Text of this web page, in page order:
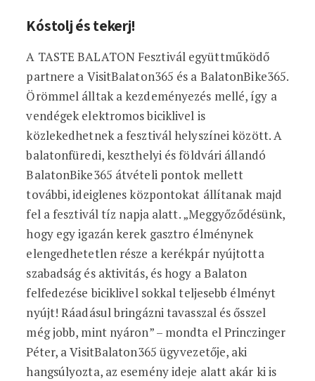
Kóstolj és tekerj!
A TASTE BALATON Fesztivál együttműködő
partnere a VisitBalaton365 és a BalatonBike365.
Örömmel álltak a kezdeményezés mellé, így a
vendégek elektromos biciklivel is
közlekedhetnek a fesztivál helyszínei között. A
balatonfüredi, keszthelyi és földvári állandó
BalatonBike365 átvételi pontok mellett
további, ideiglenes központokat állítanak majd
fel a fesztivál tíz napja alatt. „Meggyőződésünk,
hogy egy igazán kerek gasztro élménynek
elengedhetetlen része a kerékpár nyújtotta
szabadság és aktivitás, és hogy a Balaton
felfedezése biciklivel sokkal teljesebb élményt
nyújt! Ráadásul bringázni tavasszal és ősszel
még jobb, mint nyáron” – mondta el Princzinger
Péter, a VisitBalaton365 ügyvezetője, aki
hangsúlyozta, az esemény ideje alatt akár ki is